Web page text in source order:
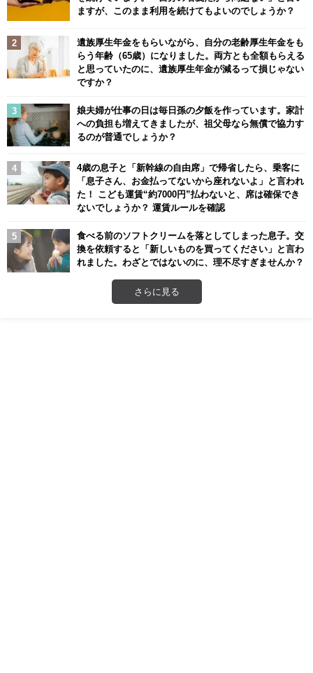
ますが、このまま利用を続けてもよいのでしょうか？
遺族厚生年金をもらいながら、自分の老齢厚生年金をも
らう年齢（65歳）になりました。両方とも全額もらえる
と思っていたのに、遺族厚生年金が減るって損じゃない
ですか？
娘夫婦が仕事の日は毎日孫の夕飯を作っています。家計
への負担も増えてきましたが、祖父母なら無償で協力す
るのが普通でしょうか？
4歳の息子と「新幹線の自由席」で帰省したら、乗客に
「息子さん、お金払ってないから座れないよ」と言われ
た！ こども運賃“約7000円”払わないと、席は確保でき
ないでしょうか？ 運賃ルールを確認
食べる前のソフトクリームを落としてしまった息子。交
換を依頼すると「新しいものを買ってください」と言わ
れました。わざとではないのに、理不尽すぎませんか？
さらに見る